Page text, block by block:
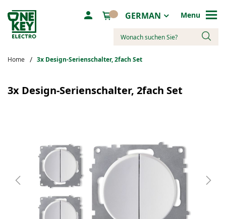
Suche
Sprache
GERMAN Menu
Home 3х Design-Serienschalter, 2fach Set
der
3х Design-Serienschalter, 2fach Set